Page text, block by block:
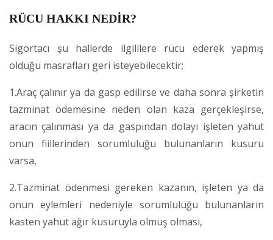
RÜCU HAKKI NEDİR?
Sigortacı şu hallerde ilgililere rücu ederek yapmış
olduğu masrafları geri isteyebilecektir;
1.Araç çalınır ya da gasp edilirse ve daha sonra şirketin
tazminat ödemesine neden olan kaza gerçekleşirse,
aracın çalınması ya da gaspından dolayı işleten yahut
onun fiillerinden sorumluluğu bulunanların kusuru
varsa,
2.Tazminat ödenmesi gereken kazanın, işleten ya da
onun eylemleri nedeniyle sorumluluğu bulunanların
kasten yahut ağır kusuruyla olmuş olması,